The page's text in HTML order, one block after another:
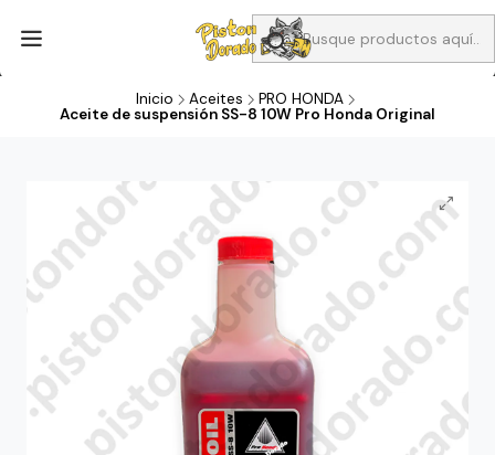
Aprovecha Compra 1 Aceites Full sintético o 1 Aceite semi
sintetico y el filtro de aire verde para la CB190R o CBF160M a 13
Inicio Aceites
PRO HONDA
Aceite de suspensión SS-8 10W Pro Honda Original